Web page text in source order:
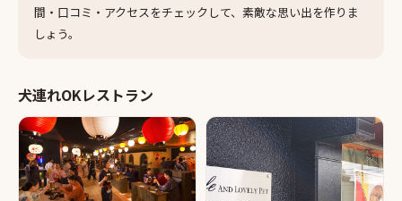
間・口コミ・アクセスをチェックして、素敵な思い出を作りま
しょう。
犬連れOKレストラン